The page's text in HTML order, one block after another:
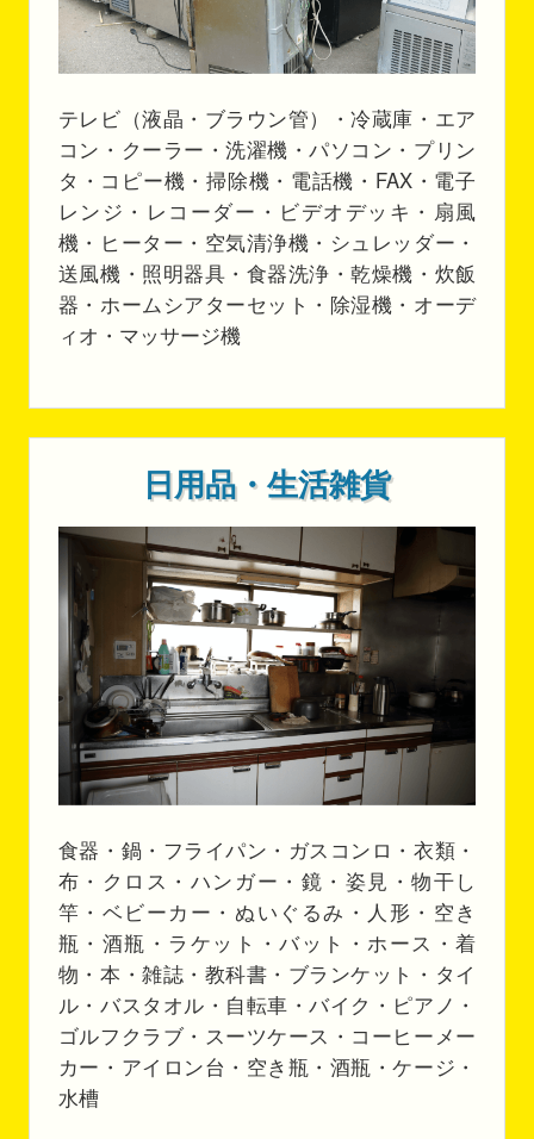
テレビ（液晶・ブラウン管）・冷蔵庫・エア
コン・クーラー・洗濯機・パソコン・プリン
タ・コピー機・掃除機・電話機・FAX・電子
レンジ・レコーダー・ビデオデッキ・扇風
機・ヒーター・空気清浄機・シュレッダー・
送風機・照明器具・食器洗浄・乾燥機・炊飯
器・ホームシアターセット・除湿機・オーデ
ィオ・マッサージ機
日用品・生活雑貨
食器・鍋・フライパン・ガスコンロ・衣類・
布・クロス・ハンガー・鏡・姿見・物干し
竿・ベビーカー・ぬいぐるみ・人形・空き
瓶・酒瓶・ラケット・バット・ホース・着
物・本・雑誌・教科書・ブランケット・タイ
ル・バスタオル・自転車・バイク・ピアノ・
ゴルフクラブ・スーツケース・コーヒーメー
カー・アイロン台・空き瓶・酒瓶・ケージ・
水槽